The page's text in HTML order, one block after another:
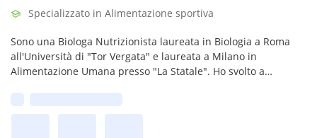
Specializzato in Alimentazione sportiva
Sono una Biologa Nutrizionista laureata in Biologia a Roma
all'Università di "Tor Vergata" e laureata a Milano in
Alimentazione Umana presso "La Statale". Ho svolto a